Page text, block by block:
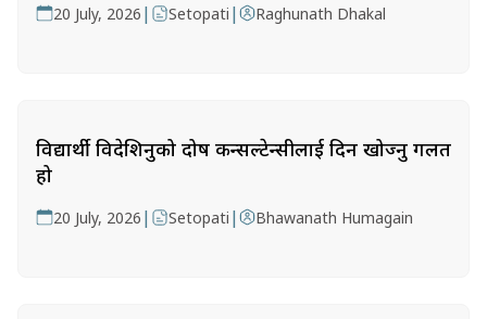
20 July, 2026 | Setopati | Raghunath Dhakal
विद्यार्थी विदेशिनुको दोष कन्सल्टेन्सीलाई दिन खोज्नु गलत
हो
20 July, 2026 | Setopati | Bhawanath Humagain